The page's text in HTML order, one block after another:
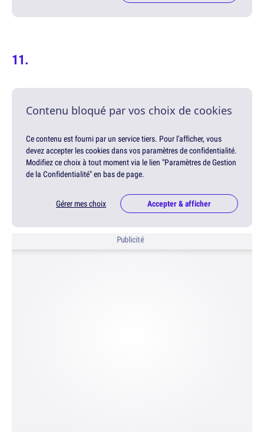
Contenu bloqué par vos choix de cookies
Ce contenu est fourni par un service tiers. Pour l'afficher, vous
devez accepter les cookies dans vos paramètres de confidentialité.
Modifiez ce choix à tout moment via le lien "Paramètres de Gestion
de la Confidentialité" en bas de page.
Gérer mes choix Accepter & afficher
Publicité